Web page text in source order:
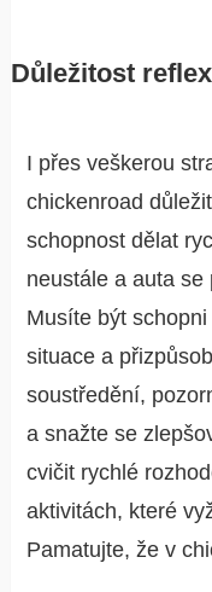
Důležitost
I přes veškerou
chickenroad
schopnost dělat
neustále a auta
Musíte být
situace a
soustředění,
a snažte se
cvičit rychlé
aktivitách, které
Pamatujte, že v